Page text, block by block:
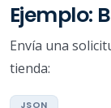
Ejemplo:
Envía una
tienda: